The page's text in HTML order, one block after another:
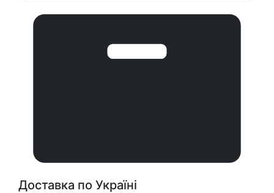
Доставка по Україні